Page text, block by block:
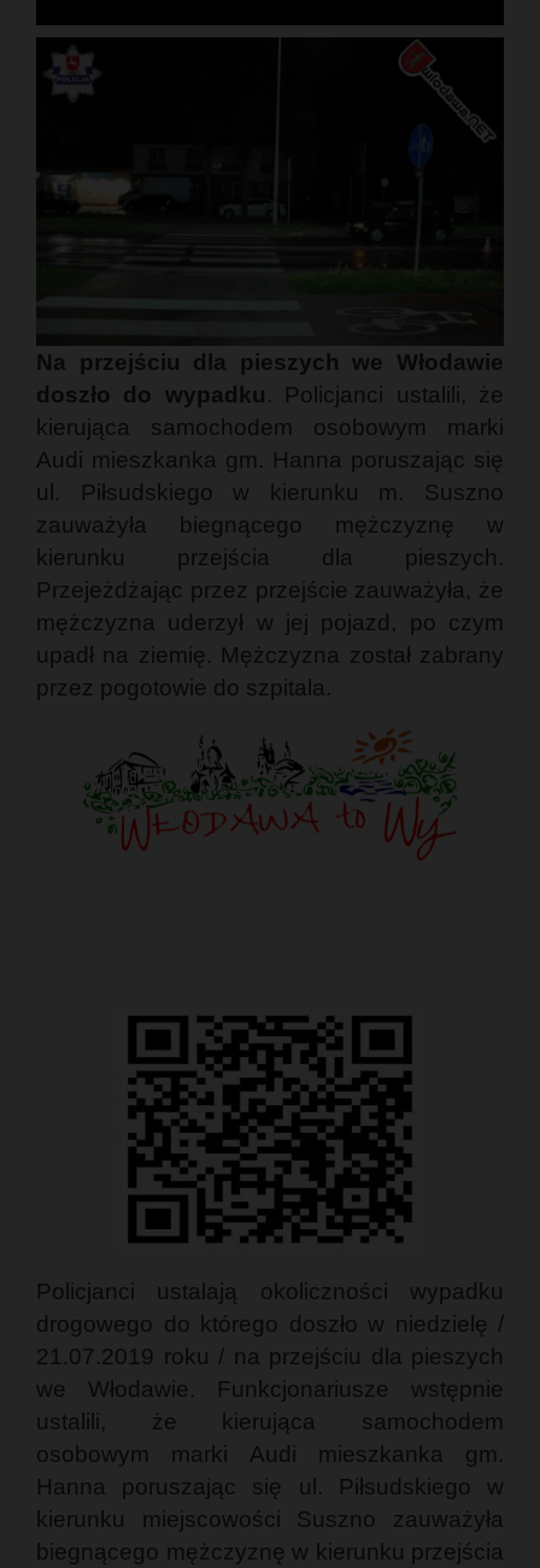
Na przejściu dla pieszych we Włodawie
doszło do wypadku. Policjanci ustalili, że
kierująca samochodem osobowym marki
Audi mieszkanka gm. Hanna poruszając się
ul. Piłsudskiego w kierunku m. Suszno
zauważyła biegnącego mężczyznę w
kierunku przejścia dla pieszych.
Przejeżdżając przez przejście zauważyła, że
mężczyzna uderzył w jej pojazd, po czym
upadł na ziemię. Mężczyzna został zabrany
przez pogotowie do szpitala.
Policjanci ustalają okoliczności wypadku
drogowego do którego doszło w niedzielę /
21.07.2019 roku / na przejściu dla pieszych
we Włodawie. Funkcjonariusze wstępnie
ustalili, że kierująca samochodem
osobowym marki Audi mieszkanka gm.
Hanna poruszając się ul. Piłsudskiego w
kierunku miejscowości Suszno zauważyła
biegnącego mężczyznę w kierunku przejścia